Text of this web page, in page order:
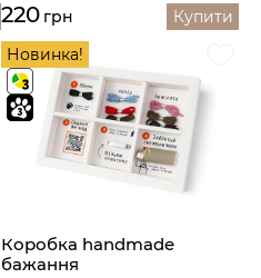
220 грн Купити
Новинка!
Коробка handmade
бажання